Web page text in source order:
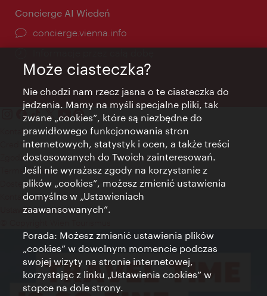
Concierge AI Wiedeń
concierge.vienna.info
Kontakt
Credits
Zgoda na przetwarzanie danych osobowych
Terms of Use
Dostępność
Kontakt prasowy
Ustawienia cookies
Może ciasteczka?
Nie chodzi nam rzecz jasna o te ciasteczka do
jedzenia. Mamy na myśli specjalne pliki, tak
zwane „cookies”, które są niezbędne do
prawidłowego funkcjonowania stron
internetowych, statystyk i ocen, a także treści
dostosowanych do Twoich zainteresowań.
Jeśli nie wyrażasz zgody na korzystanie z
plików „cookies”, możesz zmienić ustawienia
domyślne w „Ustawieniach
zaawansowanych”.
Porada: Możesz zmienić ustawienia plików
„cookies” w dowolnym momencie podczas
swojej wizyty na stronie internetowej,
korzystając z linku „Ustawienia cookies” w
stopce na dole strony.